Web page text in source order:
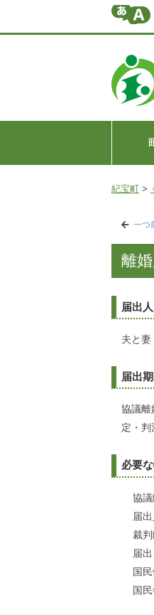
紀宝町 >
一つ
離
届出人
夫と妻
届出
協議離
定・判
必要
協
届
裁
届
国
国